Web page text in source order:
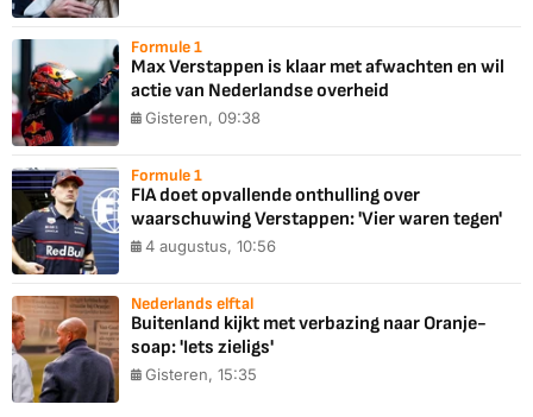
Formule 1
Max Verstappen is klaar met afwachten en wil
actie van Nederlandse overheid
Gisteren, 09:38
Formule 1
FIA doet opvallende onthulling over
waarschuwing Verstappen: 'Vier waren tegen'
4 augustus, 10:56
Nederlands elftal
Buitenland kijkt met verbazing naar Oranje-
soap: 'Iets zieligs'
Gisteren, 15:35